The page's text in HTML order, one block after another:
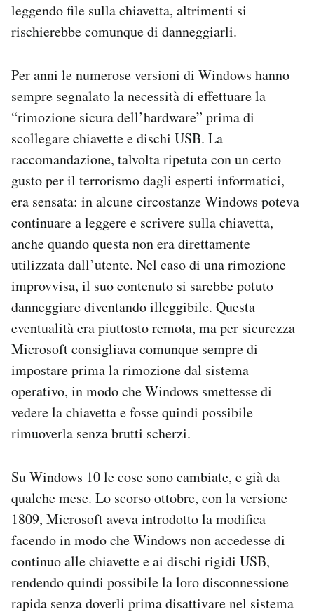
leggendo file sulla chiavetta, altrimenti si
rischierebbe comunque di danneggiarli.
Per anni le numerose versioni di Windows hanno
sempre segnalato la necessità di effettuare la
“rimozione sicura dell’hardware” prima di
scollegare chiavette e dischi USB. La
raccomandazione, talvolta ripetuta con un certo
gusto per il terrorismo dagli esperti informatici,
era sensata: in alcune circostanze Windows poteva
continuare a leggere e scrivere sulla chiavetta,
anche quando questa non era direttamente
utilizzata dall’utente. Nel caso di una rimozione
improvvisa, il suo contenuto si sarebbe potuto
danneggiare diventando illeggibile. Questa
eventualità era piuttosto remota, ma per sicurezza
Microsoft consigliava comunque sempre di
impostare prima la rimozione dal sistema
operativo, in modo che Windows smettesse di
vedere la chiavetta e fosse quindi possibile
rimuoverla senza brutti scherzi.
Su Windows 10 le cose sono cambiate, e già da
qualche mese. Lo scorso ottobre, con la versione
1809, Microsoft aveva introdotto la modifica
facendo in modo che Windows non accedesse di
continuo alle chiavette e ai dischi rigidi USB,
rendendo quindi possibile la loro disconnessione
rapida senza doverli prima disattivare nel sistema